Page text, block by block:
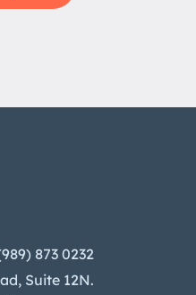
873 0232
Suite 12N.